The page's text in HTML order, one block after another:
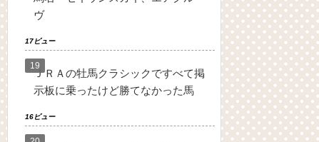
ヴ
17ビュー
ＪＲＡの牡馬クラシックですべて掲
示板に乗ったけど勝てなかった馬
16ビュー